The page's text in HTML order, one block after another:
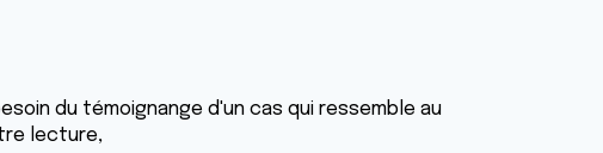
du témoignange d'un cas qui ressemble au
lecture,